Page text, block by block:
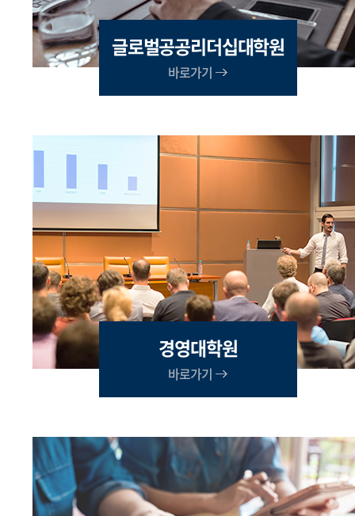
글로벌공공리더십대학원
바로가기
경영대학원
바로가기